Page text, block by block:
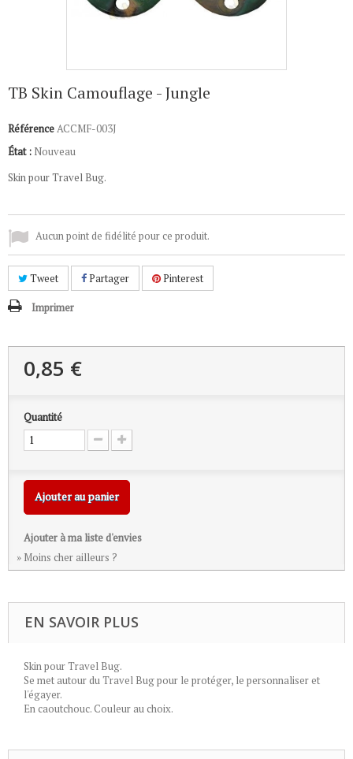
TB Skin Camouflage - Jungle
RéférenceACCMF-003J
État : Nouveau
Skin pour Travel Bug.
Aucun point de fidélité pour ce produit.
Tweet Partager Pinterest
Imprimer
0,85 €
Quantité
Ajouter au panier
Ajouter à ma liste d'envies
» Moins cher ailleurs ?
EN SAVOIR PLUS
Skin pour Travel Bug.
Se met autour du Travel Bug pour le protéger, le personnaliser et
l'égayer.
En caoutchouc. Couleur au choix.